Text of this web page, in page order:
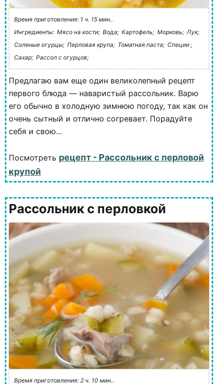
Время приготовления: 1 ч. 15 мин..
Ингредиенты: Мясо на кости; Вода; Картофель; Морковь; Лук;
Соленые огурцы; Перловая крупа; Томатная паста; Специи ;
Сахар; Рассол с огурцов;
Предлагаю вам еще один великолепный рецепт
первого блюда — наваристый рассольник. Варю
его обычно в холодную зимнюю погоду, так как он
очень сытный и отлично согревает. Порадуйте
себя и свою...
Посмотреть рецепт - Рассольник с перловой
крупой
Рассольник с перловкой
Время приготовления: 2 ч. 10 мин..